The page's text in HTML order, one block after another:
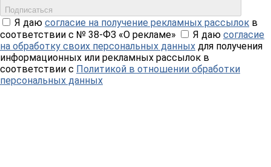
Подписаться
Я даю согласие на получение рекламных рассылок в
соответствии с № 38-ФЗ «О рекламе»
Я даю согласие
на обработку своих персональных данных для получения
информационных или рекламных рассылок в
соответствии с Политикой в отношении обработки
персональных данных